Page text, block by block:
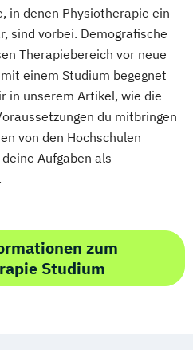
in denen Physiotherapie ein
sind vorbei. Demografische
Therapiebereich vor neue
einem Studium begegnet
in unserem Artikel, wie die
du mitbringen
von den Hochschulen
Aufgaben als
zum
Studium